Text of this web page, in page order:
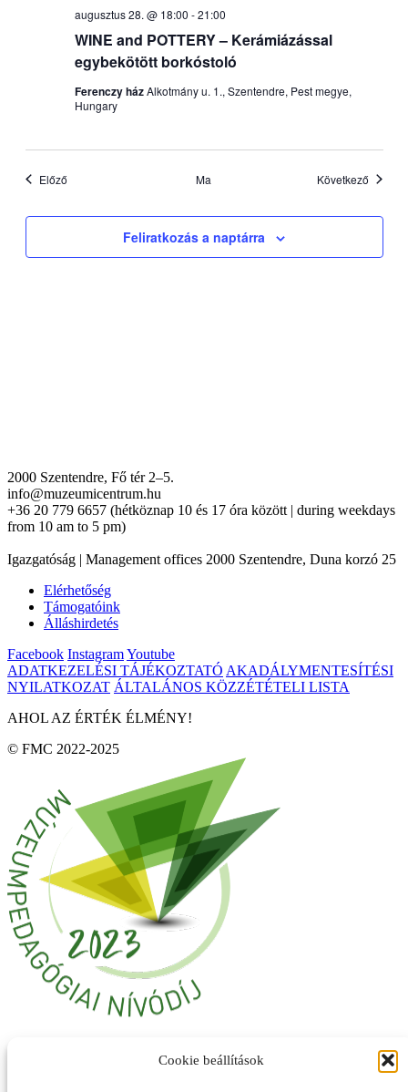
Cookie beállítások
WINE and POTTERY – Kerámiázással
egybekötött borkóstoló
augusztus 28. @ 18:00 -21:00
Ferenczy házAlkotmány u. 1., Szentendre, Pest megye,
Hungary
ElőzőEsemények Ma Következő
Feliratkozás a naptárra
2000 Szentendre, Fő tér 2–5.
info@muzeumicentrum.hu
+36 20 779 6657 (hétköznap 10 és 17 óra között | during weekdays
from 10 am to 5 pm)
Igazgatóság | Management offices 2000 Szentendre, Duna korzó 25
Elérhetőség
Támogatóink
Álláshirdetés
Facebook InstagramYoutube
ADATKEZELÉSI TÁJÉKOZTATÓ AKADÁLYMENTESÍTÉSI
NYILATKOZAT ÁLTALÁNOS KÖZZÉTÉTELI LISTA
AHOL AZ ÉRTÉK ÉLMÉNY!
© FMC 2022-2025